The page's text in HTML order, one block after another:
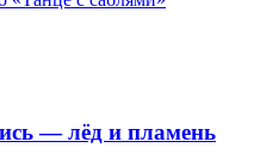
— лёд и пламень